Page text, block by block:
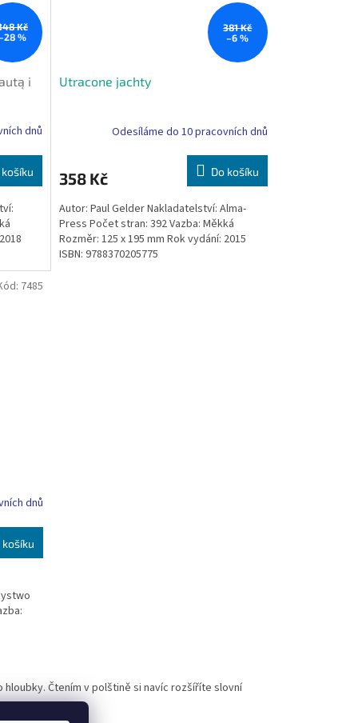
Kč
%
i
dnů
381 Kč
–6 %
Utracone jachty
Odesíláme do 10 pracovních dnů
358 Kč Do košíku
Autor: Paul Gelder Nakladatelství: Alma-
Press Počet stran: 392 Vazba: Měkká
Rozměr: 125 x 195 mm Rok vydání: 2015
ISBN: 9788370205775
dnů
košíku
7485
Čtením v polštině si navíc rozšíříte slovní